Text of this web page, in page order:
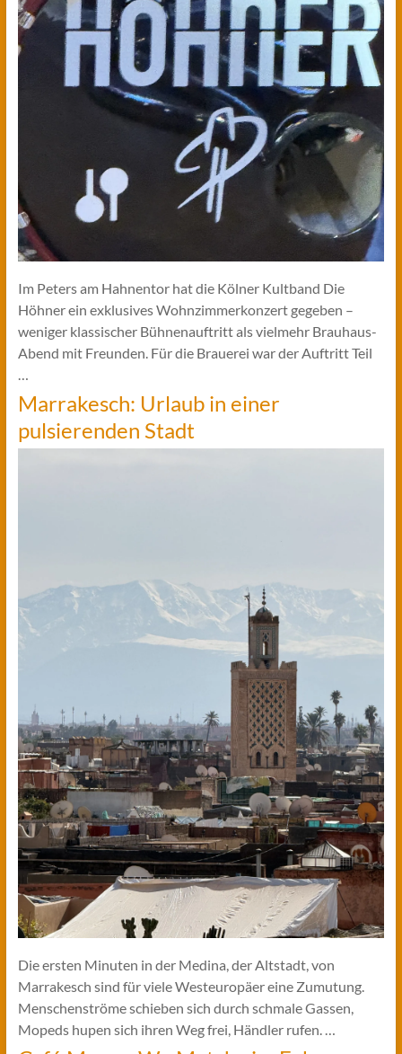
Im Peters am Hahnentor hat die Kölner Kultband Die
Höhner ein exklusives Wohnzimmerkonzert gegeben –
weniger klassischer Bühnenauftritt als vielmehr Brauhaus-
Abend mit Freunden. Für die Brauerei war der Auftritt Teil
…
Marrakesch: Urlaub in einer
pulsierenden Stadt
Die ersten Minuten in der Medina, der Altstadt, von
Marrakesch sind für viele Westeuropäer eine Zumutung.
Menschenströme schieben sich durch schmale Gassen,
Mopeds hupen sich ihren Weg frei, Händler rufen. …